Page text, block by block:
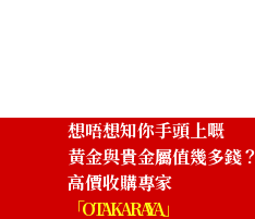
想唔想知你手頭上嘅
黃金與貴金屬值幾多錢？
高價收購專家
「OTAKARAYA」